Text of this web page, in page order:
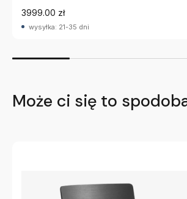
3999.00 zł
wysyłka: 21-35 dni
Może ci się to